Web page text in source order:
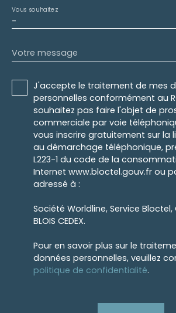
-
Vous souhaitez
Votre message
J'accepte le traitement de mes
personnelles conformément au
souhaitez pas faire l'objet de
commerciale par voie
vous inscrire gratuitement sur la
au démarchage téléphonique,
L223-1 du code de la
Internet www.bloctel.gouv.fr ou
adressé à :
Société Worldline, Service Bloctel,
BLOIS CEDEX.
Pour en savoir plus sur le
données personnelles, veuillez
politique de confidentialité.